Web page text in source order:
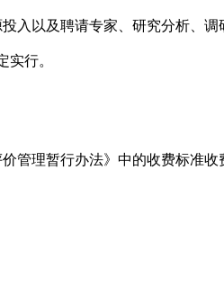
入 以及聘请专家、研究分析、调
行。
管理暂行办法》中的收费标准收